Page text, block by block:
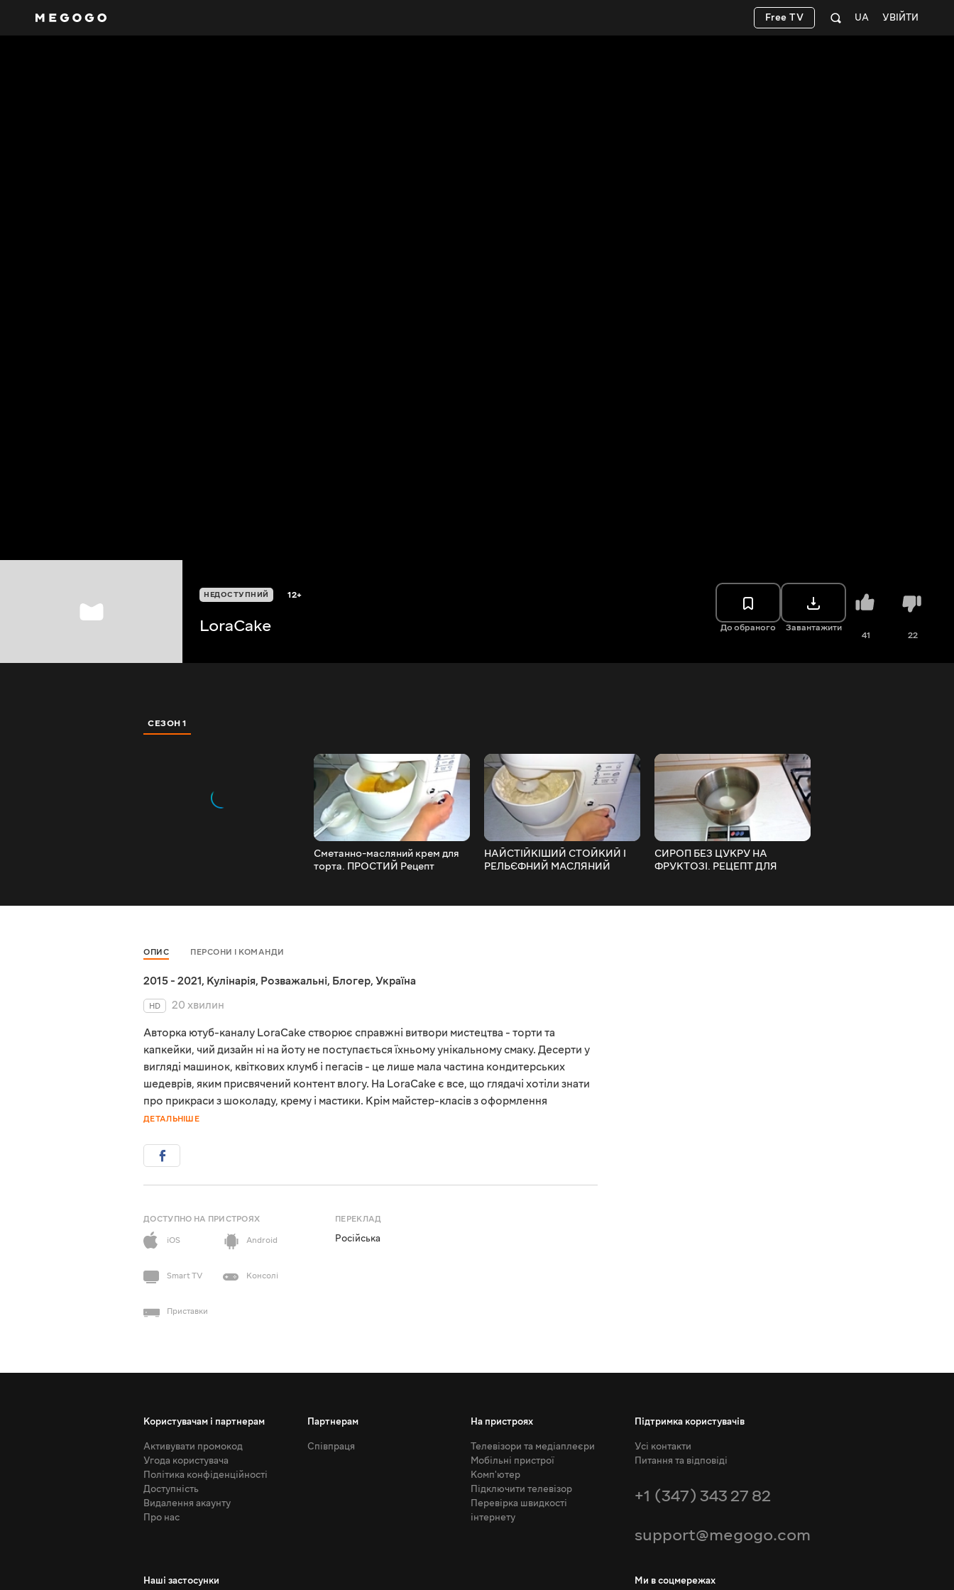
УВІЙТИ
UA
Free TV
НЕДОСТУПНИЙ 12+
LoraCake До обраного Завантажити
41 22
СЕЗОН 1
Сметанно-масляний крем для
торта. ПРОСТИЙ Рецепт
НАЙСТІЙКІШИЙ СТОЙКИЙ І
РЕЛЬЄФНИЙ МАСЛЯНИЙ
СИРОП БЕЗ ЦУКРУ НА
ФРУКТОЗІ. РЕЦЕПТ ДЛЯ
ОПИС ПЕРСОНИ І КОМАНДИ
2015 - 2021, Кулінарія, Розважальні, Блогер, Україна
HD
20 хвилин
Авторка ютуб-каналу LoraCake створює справжні витвори мистецтва - торти та
капкейки, чий дизайн ні на йоту не поступається їхньому унікальному смаку. Десерти у
вигляді машинок, квіткових клумб і пегасів - це лише мала частина кондитерських
шедеврів, яким присвячений контент влогу. На LoraCake є все, що глядачі хотіли знати
про прикраси з шоколаду, крему і мастики. Крім майстер-класів з оформлення
ДЕТАЛЬНІШЕ
ДОСТУПНО НА ПРИСТРОЯХ
iOS
Android
Smart TV Консолі
Приставки
ПЕРЕКЛАД
Російська
Користувачам і партнерам
Активувати промокод
Угода користувача
Політика конфіденційності
Доступність
Видалення акаунту
Про нас
Партнерам
Співпраця
На пристроях
Телевізори та медіаплеєри
Мобільні пристрої
Комп'ютер
Підключити телевізор
Перевірка швидкості
інтернету
Підтримка користувачів
Усі контакти
Питання та відповіді
+1 (347) 343 27 82
support@megogo.com
Наші застосунки Ми в соцмережах